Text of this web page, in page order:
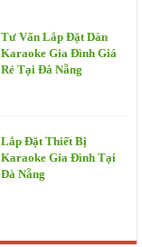
Tư Vấn Lắp Đặt Dàn
Karaoke Gia Đình Giá
Rẻ Tại Đà Nẵng
Lắp Đặt Thiết Bị
Karaoke Gia Đình Tại
Đà Nẵng